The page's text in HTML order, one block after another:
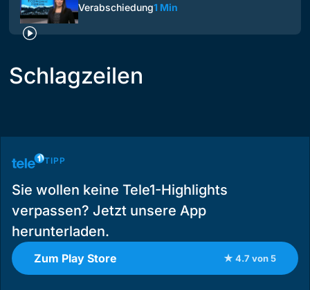
Verabschiedung1 Min
Schlagzeilen
TIPP
Sie wollen keine Tele1-Highlights
verpassen? Jetzt unsere App
herunterladen.
Zum Play Store ★ 4.7 von 5